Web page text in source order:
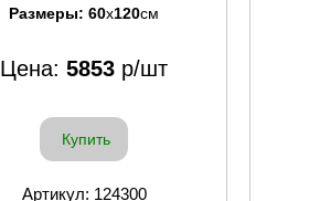
Размеры: 60x120см
Цена: 5853 р/шт
Купить
Артикул: 124300